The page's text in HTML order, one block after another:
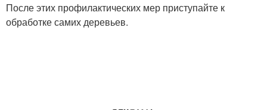
После этих профилактических мер приступайте к
обработке самих деревьев.